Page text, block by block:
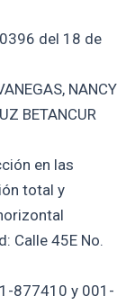
del 18 de
NANCY
BETANCUR
en las
total y
Calle 45E No.
877410 y 001-